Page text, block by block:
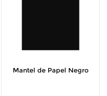
Mantel de Papel Negro